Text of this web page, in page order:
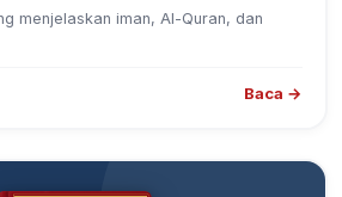
menjelaskan iman, Al-Quran, dan
Baca →